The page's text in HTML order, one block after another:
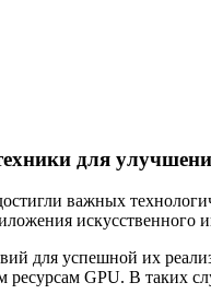
для
важных
искусственного
для успешной их
GPU. В таких